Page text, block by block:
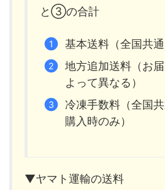
と③の合計
基本送料（全国共通
地方追加送料（お
よって異なる）
冷凍手数料（全国
購入時のみ）
▼ヤマト運輸の送料